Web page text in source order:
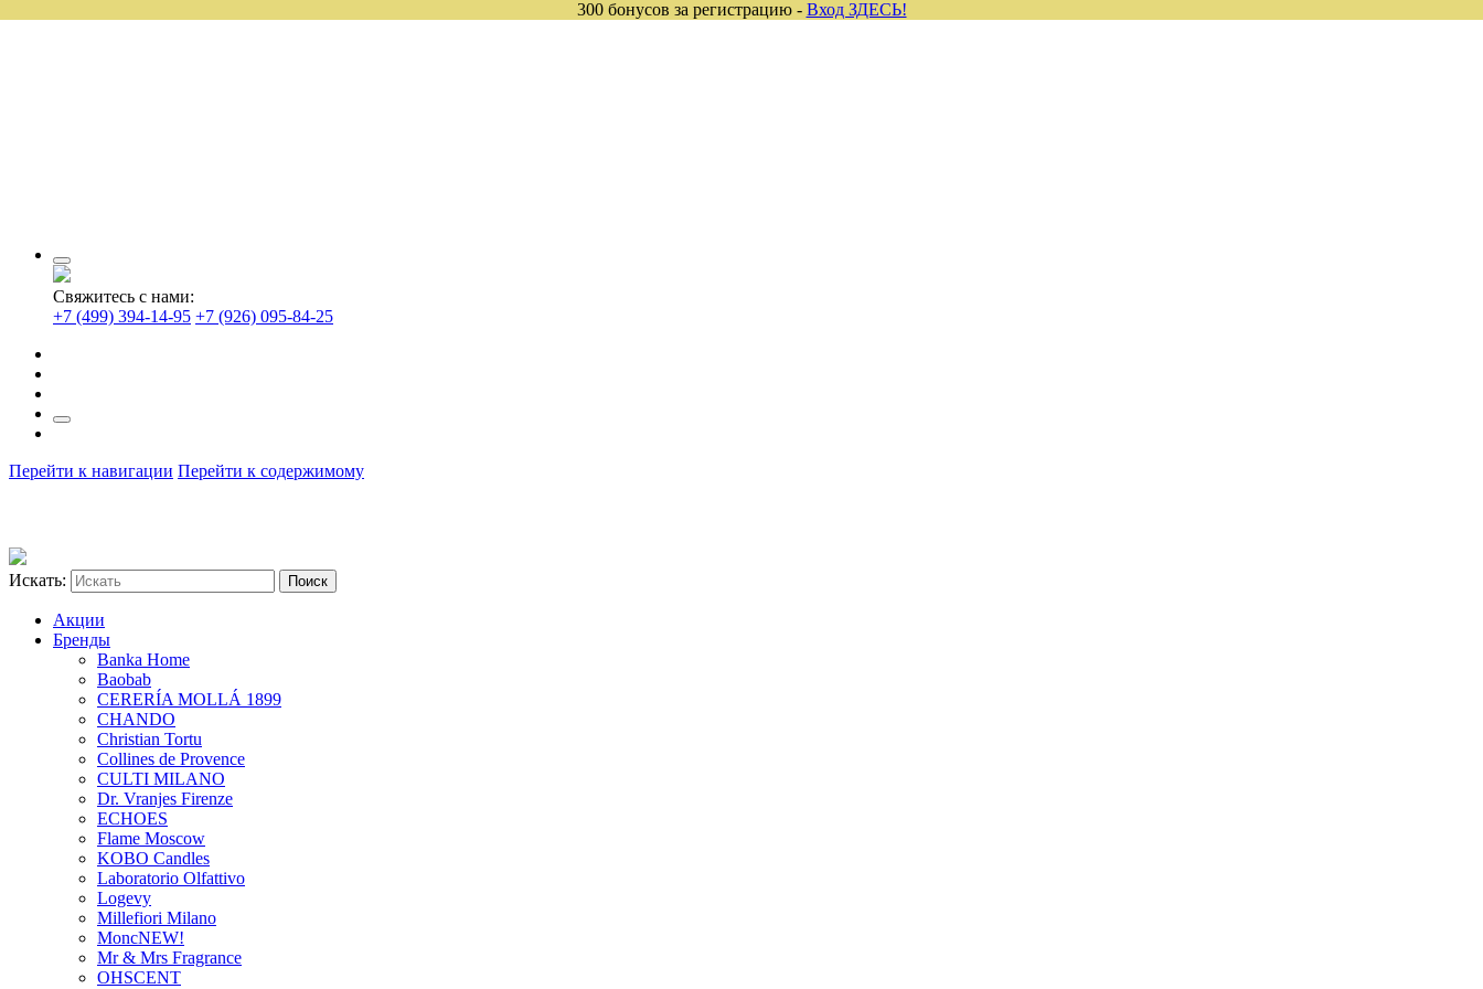
Свяжитесь с нами:
+7 (499) 394-14-95 +7 (926) 095-84-25
Перейти к навигации Перейти к содержимому
Искать:
Акции
Бренды
Banka Home
Baobab
CERERÍA MOLLÁ 1899
CHANDO
Christian Tortu
Collines de Provence
CULTI MILANO
Dr. Vranjes Firenze
ECHOES
Flame Moscow
KOBO Candles
Laboratorio Olfattivo
Logevy
Millefiori Milano
MoncNEW!
Mr & Mrs Fragrance
OHSCENT
300 бонусов за регистрацию - Вход ЗДЕСЬ!